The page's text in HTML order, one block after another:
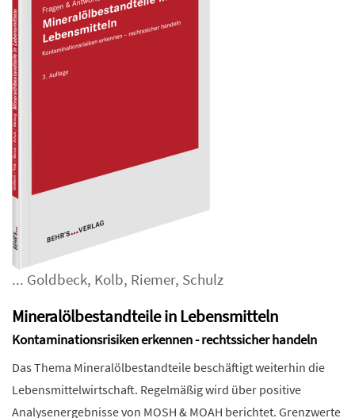
... Goldbeck, Kolb, Riemer, Schulz
Mineralölbestandteile in Lebensmitteln
Kontaminationsrisiken erkennen - rechtssicher handeln
Das Thema Mineralölbestandteile beschäftigt weiterhin die
Lebensmittelwirtschaft. Regelmäßig wird über positive
Analysenergebnisse von MOSH & MOAH berichtet. Grenzwerte